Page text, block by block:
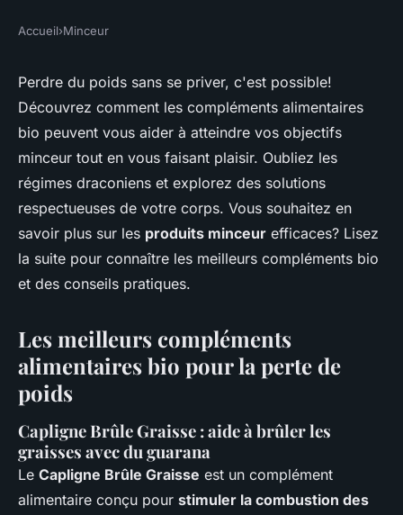
Maigrir en se faisant plaisir
avec des compléments bio
Lisa•5 septembre 2024 •5 min de lecture
Accueil›Minceur
Perdre du poids sans se priver, c'est possible!
Découvrez comment les compléments alimentaires
bio peuvent vous aider à atteindre vos objectifs
minceur tout en vous faisant plaisir. Oubliez les
régimes draconiens et explorez des solutions
respectueuses de votre corps. Vous souhaitez en
savoir plus sur les produits minceur efficaces? Lisez
la suite pour connaître les meilleurs compléments bio
et des conseils pratiques.
Les meilleurs compléments
alimentaires bio pour la perte de
poids
Capligne Brûle Graisse : aide à brûler les
graisses avec du guarana
Le Capligne Brûle Graisse est un complément
alimentaire conçu pour stimuler la combustion des